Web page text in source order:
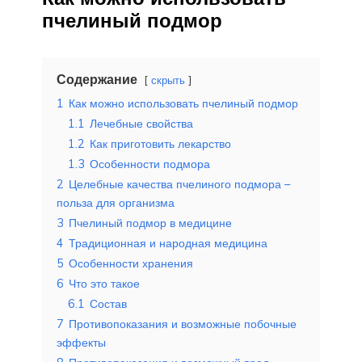
пчелиный подмор
Содержание скрыть
1 Как можно использовать пчелиный подмор
1.1 Лечебные свойства
1.2 Как приготовить лекарство
1.3 Особенности подмора
2 Целебные качества пчелиного подмора –
польза для организма
3 Пчелиный подмор в медицине
4 Традиционная и народная медицина
5 Особенности хранения
6 Что это такое
6.1 Состав
7 Противопоказания и возможные побочные
эффекты